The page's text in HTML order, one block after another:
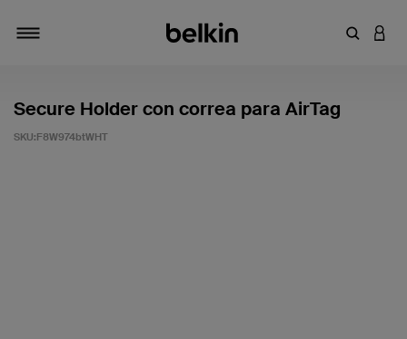
Secure Holder con correa para AirTag
SKU:F8W974btWHT